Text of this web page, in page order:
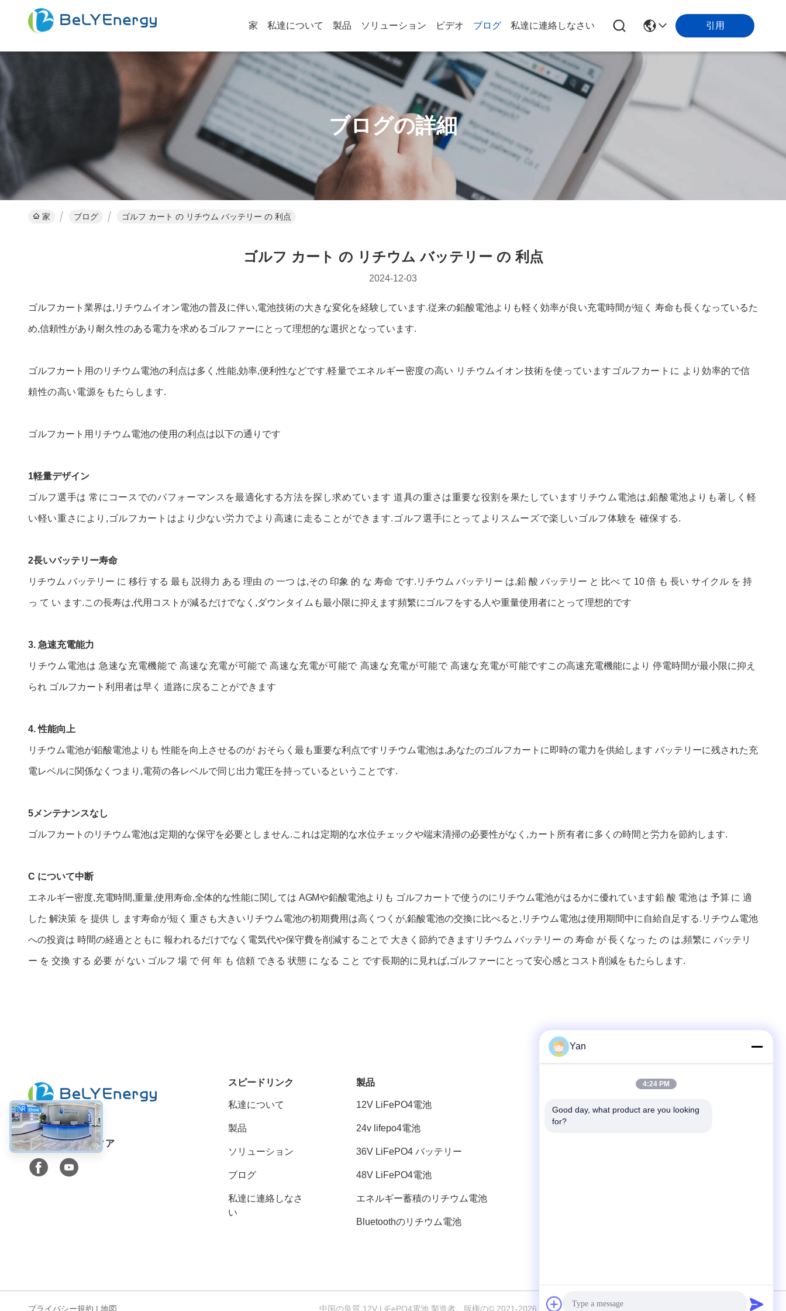
家 私達について 製品 ソリューション ビデオ ブログ 私達に連絡しなさい 引用
ブログの詳細
家 ブログ ゴルフ カート の リチウム バッテリー の 利点
ゴルフ カート の リチウム バッテリー の 利点
2024-12-03
ゴルフカート業界は,リチウムイオン電池の普及に伴い,電池技術の大きな変化を経験しています.従来の鉛酸電池よりも軽く効率が良い充電時間が短く 寿命も長くなっているた
め,信頼性があり耐久性のある電力を求めるゴルファーにとって理想的な選択となっています.
ゴルフカート用のリチウム電池の利点は多く,性能,効率,便利性などです.軽量でエネルギー密度の高い リチウムイオン技術を使っていますゴルフカートに より効率的で信
頼性の高い電源をもたらします.
ゴルフカート用リチウム電池の使用の利点は以下の通りです
1軽量デザイン
ゴルフ選手は 常にコースでのパフォーマンスを最適化する方法を探し求めています 道具の重さは重要な役割を果たしていますリチウム電池は,鉛酸電池よりも著しく軽
い軽い重さにより,ゴルフカートはより少ない労力でより高速に走ることができます.ゴルフ選手にとってよりスムーズで楽しいゴルフ体験を 確保する.
2長いバッテリー寿命
リチウム バッテリー に 移行 する 最も 説得力 ある 理由 の 一つ は,その 印象 的 な 寿命 です.リチウム バッテリー は,鉛 酸 バッテリー と 比べ て 10 倍 も 長い サイクル を 持
っ て い ます.この長寿は,代用コストが減るだけでなく,ダウンタイムも最小限に抑えます頻繁にゴルフをする人や重量使用者にとって理想的です
3. 急速充電能力
リチウム電池は 急速な充電機能で 高速な充電が可能で 高速な充電が可能で 高速な充電が可能で 高速な充電が可能ですこの高速充電機能により 停電時間が最小限に抑え
られ ゴルフカート利用者は早く 道路に戻ることができます
4. 性能向上
リチウム電池が鉛酸電池よりも 性能を向上させるのが おそらく最も重要な利点ですリチウム電池は,あなたのゴルフカートに即時の電力を供給します バッテリーに残された充
電レベルに関係なくつまり,電荷の各レベルで同じ出力電圧を持っているということです.
5メンテナンスなし
ゴルフカートのリチウム電池は定期的な保守を必要としません.これは定期的な水位チェックや端末清掃の必要性がなく,カート所有者に多くの時間と労力を節約します.
C について中断
エネルギー密度,充電時間,重量,使用寿命,全体的な性能に関しては AGMや鉛酸電池よりも ゴルフカートで使うのにリチウム電池がはるかに優れています鉛 酸 電池 は 予算 に 適
した 解決策 を 提供 し ます寿命が短く 重さも大きい リチウム電池の初期費用は高くつくが,鉛酸電池の交換に比べると,リチウム電池は使用期間中に自給自足する.リチウム電池
への投資は 時間の経過とともに 報われるだけでなく電気代や保守費を削減することで 大きく節約できますリチウム バッテリー の 寿命 が 長くなっ た の は,頻繁に バッテリ
ー を 交換 する 必要 が ない ゴルフ 場 で 何 年 も 信頼 できる 状態 に なる こと です長期的に見れば,ゴルファーにとって安心感とコスト削減をもたらします.
ソーシャル メディア
スピードリンク
私達について
製品
ソリューション
ブログ
私達に連絡しなさ
い
製品
12V LiFePO4電池
24v lifepo4電池
36V LiFePO4 バッテリー
48V LiFePO4電池
エネルギー蓄積のリチウム電池
Bluetoothのリチウム電池
電話番号:
プライバシー規約 | 地図 中国の良質 12V LiFePO4電池 製造者。版権の© 2021-2026 Shenzhen Bely Energy Technology Co., Ltd. . 複製権所有。
Yan
4:24 PM
Good day, what product are you looking
for?